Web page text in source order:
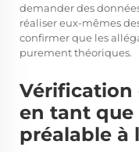
demander des
réaliser eux-mêmes
confirmer que les
purement théoriques.
en tant
préalable à